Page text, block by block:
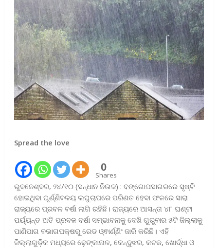
Spread the love
0
Shares
ଭୁବନେଶ୍ବର, ୨୪/୧୦ (ସନ୍ଧାନ ନିଉଜ) : ବଙ୍ଗୋପସାଗରରେ ସୃଷ୍ଟି
ହୋଇଥିବା ଘୂର୍ଣ୍ଣିବଳୟ ଲଘୁଚାପରେ ପରିଣତ ହେବା ଫଳରେ ସାରା
ରାଜ୍ୟରେ ପ୍ରବଳ ବର୍ଷା ଲାଗି ରହିଛି। ରାଜ୍ୟରେ ଆସନ୍ତା ୪୮ ଘଣ୍ଟା
ପର୍ୟ୍ୟନ୍ତ ଅତି ପ୍ରବଳ ବର୍ଷା ସମ୍ଭାବନାକୁ ଦେଖି ଗୁରୁବାର ୫ଟି ଜିଲ୍ଲାକୁ
ପାଣିପାଗ ବଭାଗପକ୍ଷରୁ ରେଡ ଓ୍ଵାର୍ଣ୍ଣିଂ ଜାରି କରିଛି। ଏହି
ଜିଲ୍ଲାଗୁଡ଼ିକ ମଧ୍ୟରେ ଢ଼େଙ୍କାନାଳ, କେନ୍ଦୁଝର, କଟକ, ଖୋର୍ଦ୍ଧା ଓ